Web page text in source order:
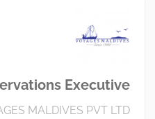
Executive
MALDIVES PVT LTD